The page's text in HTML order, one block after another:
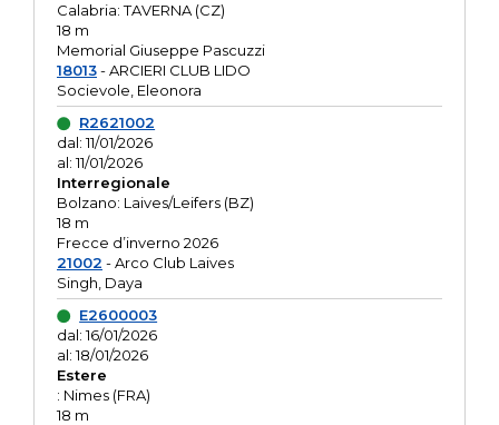
Calabria: TAVERNA (CZ)
18 m
Memorial Giuseppe Pascuzzi
18013- ARCIERI CLUB LIDO
Socievole, Eleonora
R2621002
dal: 11/01/2026
al: 11/01/2026
Interregionale
Bolzano: Laives/Leifers (BZ)
18 m
Frecce d’inverno 2026
21002 - Arco Club Laives
Singh, Daya
E2600003
dal: 16/01/2026
al: 18/01/2026
Estere
: Nimes (FRA)
18 m